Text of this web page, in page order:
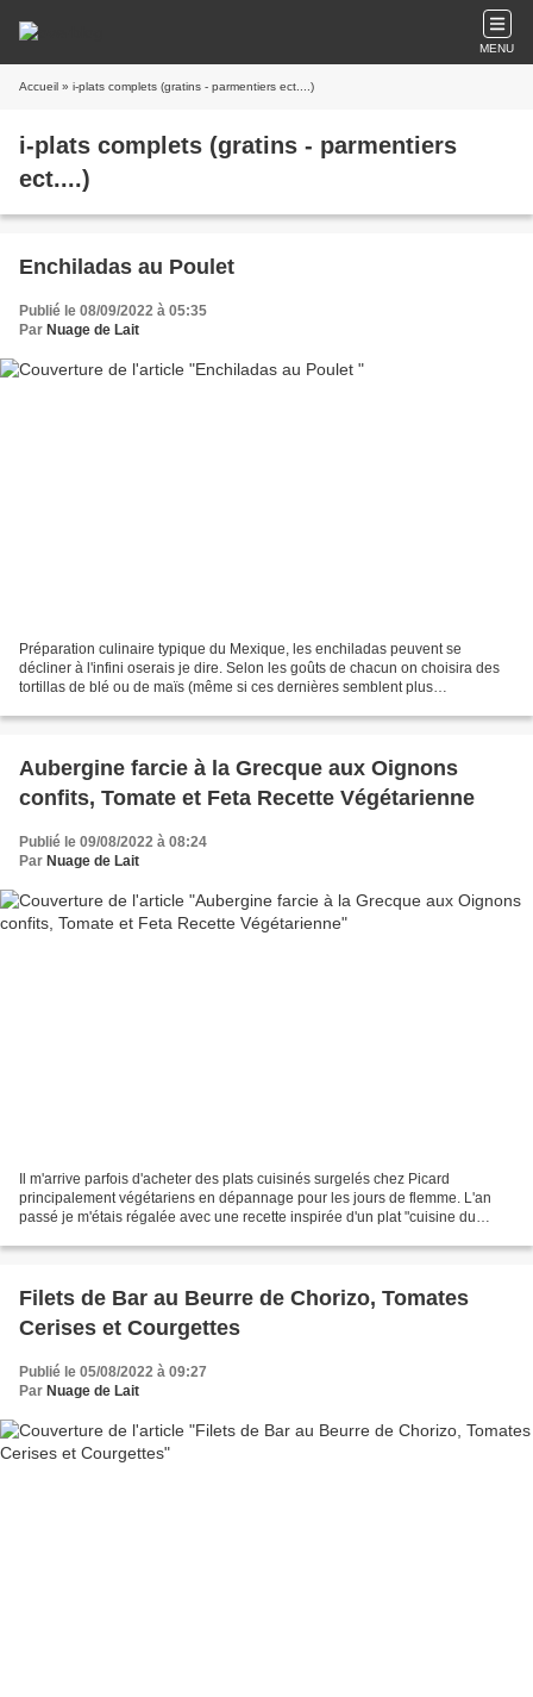
MENU
Accueil » i-plats complets (gratins - parmentiers ect....)
i-plats complets (gratins - parmentiers
ect....)
Enchiladas au Poulet
Publié le 08/09/2022 à 05:35
Par Nuage de Lait
Préparation culinaire typique du Mexique, les enchiladas peuvent se
décliner à l'infini oserais je dire. Selon les goûts de chacun on choisira des
tortillas de blé ou de maïs (même si ces dernières semblent plus
Aubergine farcie à la Grecque aux Oignons
confits, Tomate et Feta Recette Végétarienne
Publié le 09/08/2022 à 08:24
Par Nuage de Lait
Il m'arrive parfois d'acheter des plats cuisinés surgelés chez Picard
principalement végétariens en dépannage pour les jours de flemme. L'an
passé je m'étais régalée avec une recette inspirée d'un plat "cuisine du
Filets de Bar au Beurre de Chorizo, Tomates
Cerises et Courgettes
Publié le 05/08/2022 à 09:27
Par Nuage de Lait